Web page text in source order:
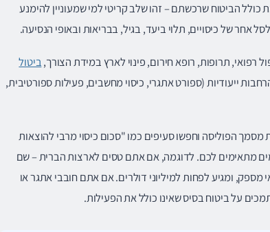
הביטוח שרכשתם – זהו שלב קריטי למי שמעוניין להימנע
אחר של כיסויים, תלוי ביעד, בגיל, בבריאות ובאופי הנסיעה.
רפואי, תרופות, רופא חירום, פינוי לארץ במידת הצורך,ביטול
ייעודיות (ספורט אתגרי, כיסוי מחשבים, פעילות ספורטיבית,
הפוליסה וחפשו סעיפים כמו "סכום כיסוי מרבי להוצאות
מתאימים לכם. לדוגמה, אם אתם טסים לארצות הברית – שם
מספק, ומגיע לפחות למיליוני דולרים. אם אתם חובבי אתגר או
על ביטוח בסיס שאינו כולל את הפעילות.